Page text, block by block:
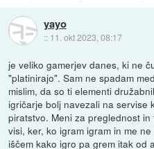
yayo
:: 11. okt 2023, 08:17
je veliko gamerjev danes, ki ne
"platinirajo". Sam ne spadam
mislim, da so ti elementi
igričarje bolj navezali na servise
piratstvo. Meni za preglednost
visi, ker, ko igram igram in me
iščem kako igro pa grem itak od